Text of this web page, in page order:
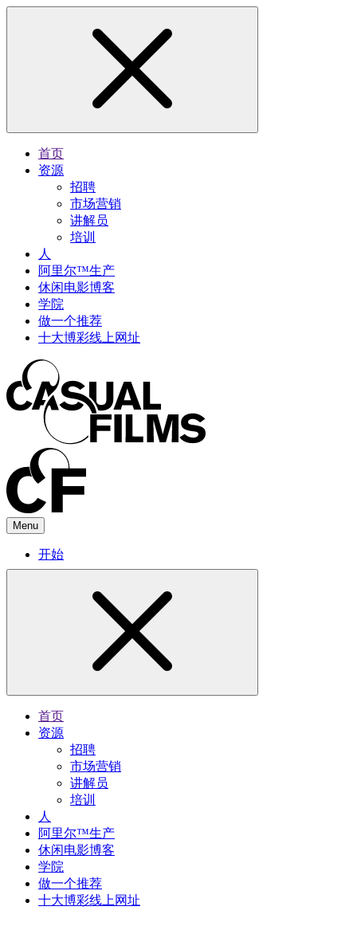
首页
资源
招聘
市场营销
讲解员
培训
人
阿里尔™生产
休闲电影博客
学院
做一个推荐
十大博彩线上网址
Menu
开始
首页
资源
招聘
市场营销
讲解员
培训
人
阿里尔™生产
休闲电影博客
学院
做一个推荐
十大博彩线上网址